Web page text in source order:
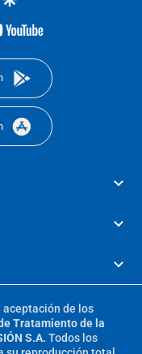
youtube-
aceptación de los
Tratamiento de la
S.A. Todos los